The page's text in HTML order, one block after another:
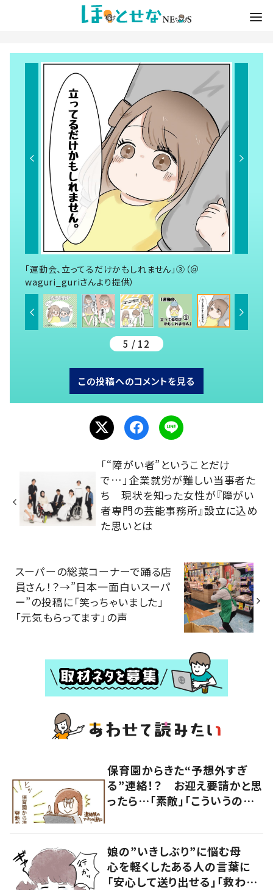
「運動会、立ってるだけかもしれません」③（＠
waguri_guriさんより提供）
5 / 12
この投稿へのコメントを見る
「“障がい者”ということだけ
で…」企業就労が難しい当事者た
ち 現状を知った女性が『障がい
者専門の芸能事務所』設立に込め
た思いとは
スーパーの総菜コーナーで踊る店
員さん！？→”日本一面白いスーパ
ー”の投稿に「笑っちゃいました」
「元気もらってます」の声
保育園からきた“予想外すぎ
る”連絡！？ お迎え要請かと思
ったら…「素敵」「こういうの嬉
娘の”いきしぶり”に悩む母
心を軽くしたある人の言葉に
「安心して送り出せる」「救われ